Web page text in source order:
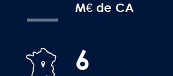
M€ de CA
6